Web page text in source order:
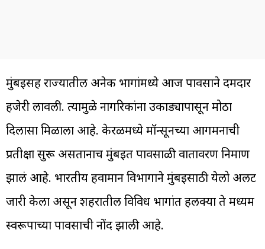
मुंबईसह राज्यातील अनेक भागांमध्ये आज पावसाने दमदार
हजेरी लावली. त्यामुळे नागरिकांना उकाड्यापासून मोठा
दिलासा मिळाला आहे. केरळमध्ये मॉन्सूनच्या आगमनाची
प्रतीक्षा सुरू असतानाच मुंबईत पावसाळी वातावरण निर्माण
झालं आहे. भारतीय हवामान विभागाने मुंबईसाठी येलो अलर्ट
जारी केला असून शहरातील विविध भागांत हलक्या ते मध्यम
स्वरूपाच्या पावसाची नोंद झाली आहे.